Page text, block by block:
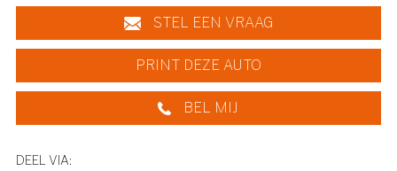
STEL EEN VRAAG
PRINT DEZE AUTO
BEL MIJ
DEEL VIA: